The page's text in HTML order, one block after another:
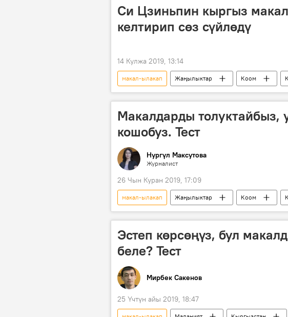
Си Цзиньпин кыргыз
келтирип сөз сүйлөдү
14 Кулжа 2019, 13:14
макал-ылакап Жаңылыктар Коом
Саясат
Кытай Си Цзиньпин
Макалдарды толуктайбыз,
кошобуз. Тест
Нургүл Максутова
Журналист
26 Чын Куран 2019, 17:09
макал-ылакап Жаңылыктар Коом
Викториналар
эл насаат аял
Эстеп көрсөңүз, бул
беле? Тест
Мирбек Сакенов
25 Үчтүн айы 2019, 18:47